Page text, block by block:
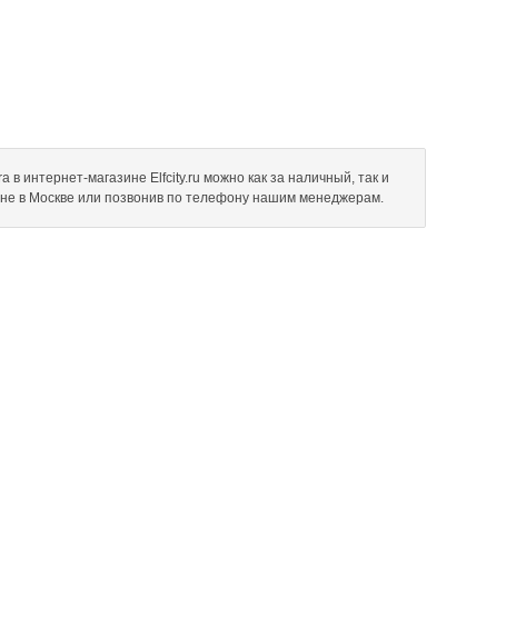
в интернет-магазине Elfcity.ru можно как за наличный, так и
в Москве или позвонив по телефону нашим менеджерам.